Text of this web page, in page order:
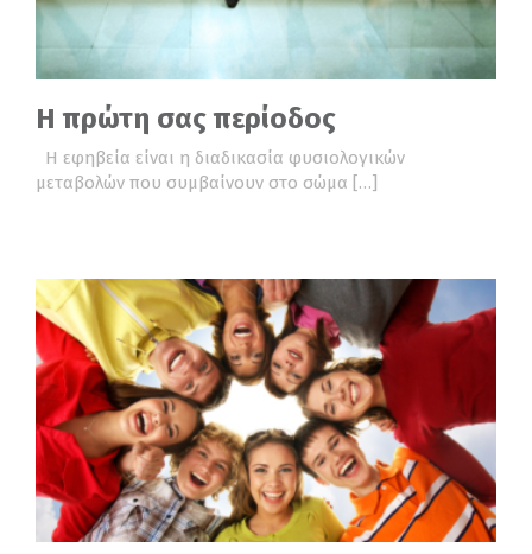
Η πρώτη σας περίοδος
Η εφηβεία είναι η διαδικασία φυσιολογικών
μεταβολών που συμβαίνουν στο σώμα […]